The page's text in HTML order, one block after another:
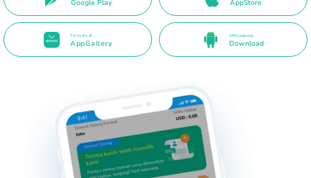
Google Play AppStore
Tersedia di
AppGallery
APK Langsung
Download